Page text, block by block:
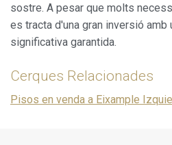
sostre. A pesar que molts
es tracta d'una gran inversió amb
significativa garantida.
Cerques Relacionades
Pisos en venda a Eixample